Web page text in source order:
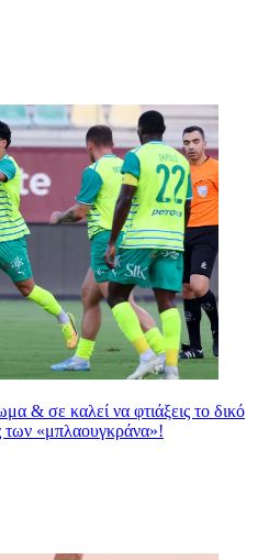
& σε καλεί να φτιάξεις το δικό
των «μπλαουγκράνα»!